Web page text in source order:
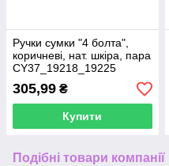
Ручки сумки "4 болта",
коричневі, нат. шкіра, пара
CY37_19218_19225
305,99 ₴
Купити
Подібні товари компанії